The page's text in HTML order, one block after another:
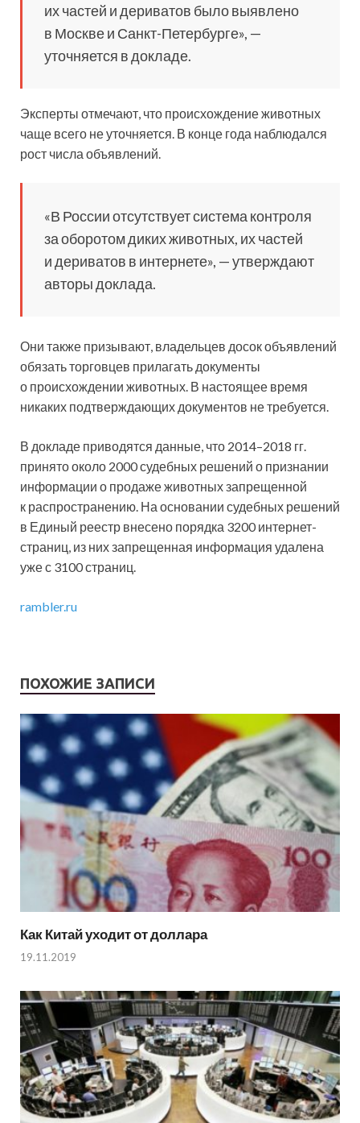
их частей и дериватов было выявлено
в Москве и Санкт-Петербурге», —
уточняется в докладе.
Эксперты отмечают, что происхождение животных
чаще всего не уточняется. В конце года наблюдался
рост числа объявлений.
«В России отсутствует система контроля
за оборотом диких животных, их частей
и дериватов в интернете», — утверждают
авторы доклада.
Они также призывают, владельцев досок объявлений
обязать торговцев прилагать документы
о происхождении животных. В настоящее время
никаких подтверждающих документов не требуется.
В докладе приводятся данные, что 2014–2018 гг.
принято около 2000 судебных решений о признании
информации о продаже животных запрещенной
к распространению. На основании судебных решений
в Единый реестр внесено порядка 3200 интернет-
страниц, из них запрещенная информация удалена
уже с 3100 страниц.
rambler.ru
ПОХОЖИЕ ЗАПИСИ
Как Китай уходит от доллара
19.11.2019